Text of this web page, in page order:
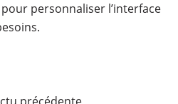
personnaliser l’interface